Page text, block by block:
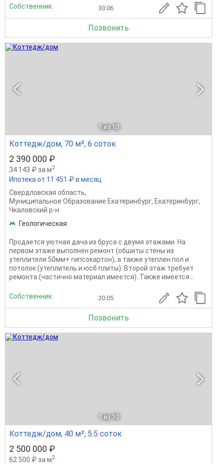
Собственник 30.06
Позвонить
1 из 10
Коттедж/дом, 70 м², 6 соток
2 390 000 ₽
34 143 ₽ за м2
Ипотека от 11 451 ₽ в месяц
Свердловская область,
Муниципальное Образование Екатеринбург, Екатеринбург,
Чкаловский р-н
Геологическая
Продается уютная дача из бруса с двумя этажами. На
первом этаже выполнен ремонт (обшиты стены из
утеплителя 50мм+ гипсокартон), а также утеплен пол и
потолок (утеплитель и юсб плиты). Второй этаж требует
ремонта (частично материал имеется). Также имеется...
Собственник 20.05
Позвонить
1 из 10
Коттедж/дом, 40 м², 5.5 соток
2 500 000 ₽
62 500 ₽ за м2